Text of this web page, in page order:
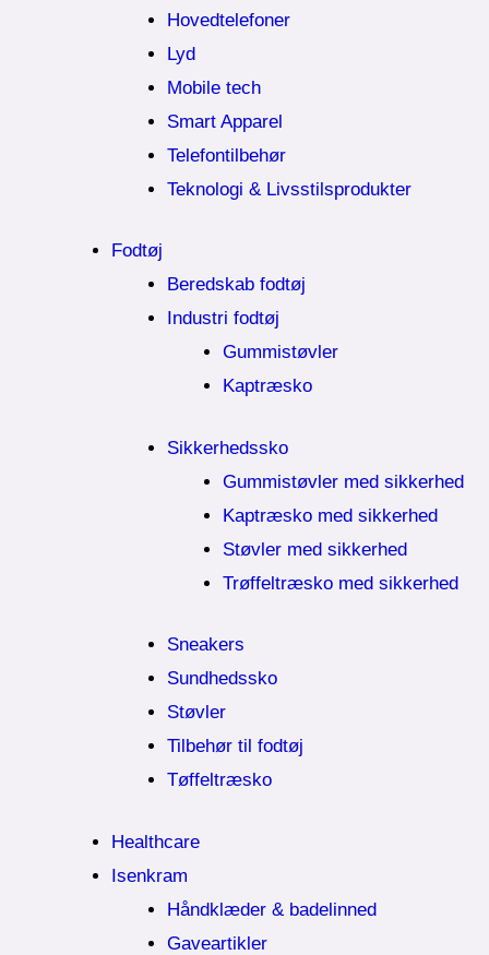
Hovedtelefoner
Lyd
Mobile tech
Smart Apparel
Telefontilbehør
Teknologi & Livsstilsprodukter
Fodtøj
Beredskab fodtøj
Industri fodtøj
Gummistøvler
Kaptræsko
Sikkerhedssko
Gummistøvler med sikkerhed
Kaptræsko med sikkerhed
Støvler med sikkerhed
Trøffeltræsko med sikkerhed
Sneakers
Sundhedssko
Støvler
Tilbehør til fodtøj
Tøffeltræsko
Healthcare
Isenkram
Håndklæder & badelinned
Gaveartikler